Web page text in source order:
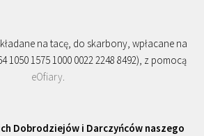
na tacę, do skarbony, wpłacane na
1050 1575 1000 0022 2248 8492), z pomocą
eOfiary.
Dobrodziejów i Darczyńców naszego